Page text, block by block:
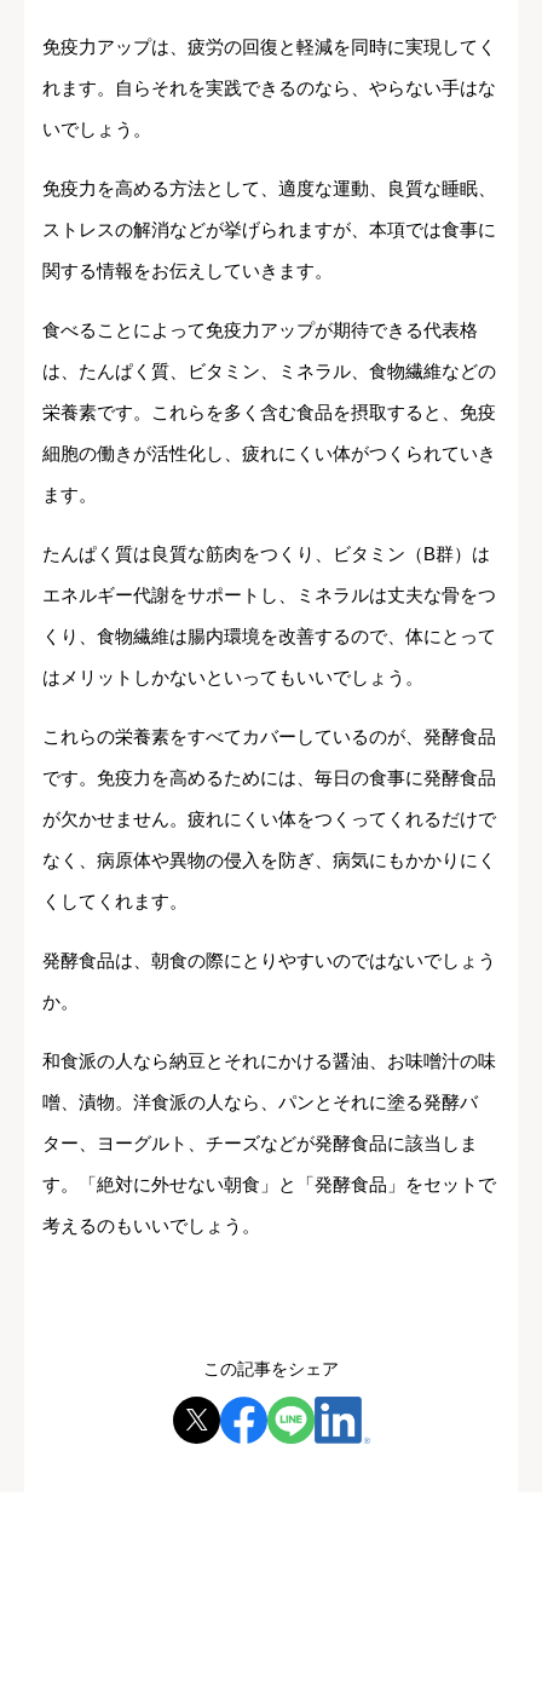
免疫力アップは、疲労の回復と軽減を同時に実現してく
れます。自らそれを実践できるのなら、やらない手はな
いでしょう。
免疫力を高める方法として、適度な運動、良質な睡眠、
ストレスの解消などが挙げられますが、本項では食事に
関する情報をお伝えしていきます。
食べることによって免疫力アップが期待できる代表格
は、たんぱく質、ビタミン、ミネラル、食物繊維などの
栄養素です。これらを多く含む食品を摂取すると、免疫
細胞の働きが活性化し、疲れにくい体がつくられていき
ます。
たんぱく質は良質な筋肉をつくり、ビタミン（B群）は
エネルギー代謝をサポートし、ミネラルは丈夫な骨をつ
くり、食物繊維は腸内環境を改善するので、体にとって
はメリットしかないといってもいいでしょう。
これらの栄養素をすべてカバーしているのが、発酵食品
です。免疫力を高めるためには、毎日の食事に発酵食品
が欠かせません。疲れにくい体をつくってくれるだけで
なく、病原体や異物の侵入を防ぎ、病気にもかかりにく
くしてくれます。
発酵食品は、朝食の際にとりやすいのではないでしょう
か。
和食派の人なら納豆とそれにかける醤油、お味噌汁の味
噌、漬物。洋食派の人なら、パンとそれに塗る発酵バ
ター、ヨーグルト、チーズなどが発酵食品に該当しま
す。「絶対に外せない朝食」と「発酵食品」をセットで
考えるのもいいでしょう。
この記事をシェア